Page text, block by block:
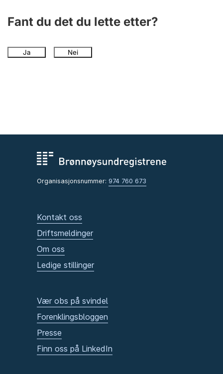
Fant du det du lette etter?
Ja Nei
Organisasjonsnummer: 974 760 673
Kontakt oss
Driftsmeldinger
Om oss
Ledige stillinger
Vær obs på svindel
Forenklingsbloggen
Presse
Finn oss på LinkedIn